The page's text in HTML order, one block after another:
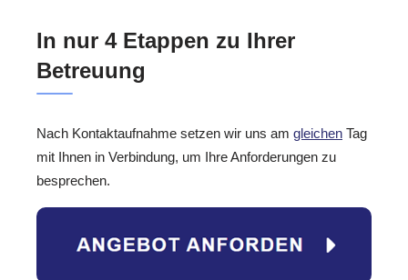
In nur 4 Etappen zu Ihrer
Betreuung
Nach Kontaktaufnahme setzen wir uns am gleichen Tag
mit Ihnen in Verbindung, um Ihre Anforderungen zu
besprechen.